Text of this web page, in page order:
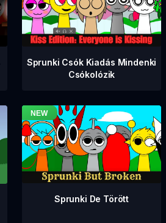
Sprunki Csók Kiadás Mindenki
Csókolózik
Sprunki De Törött